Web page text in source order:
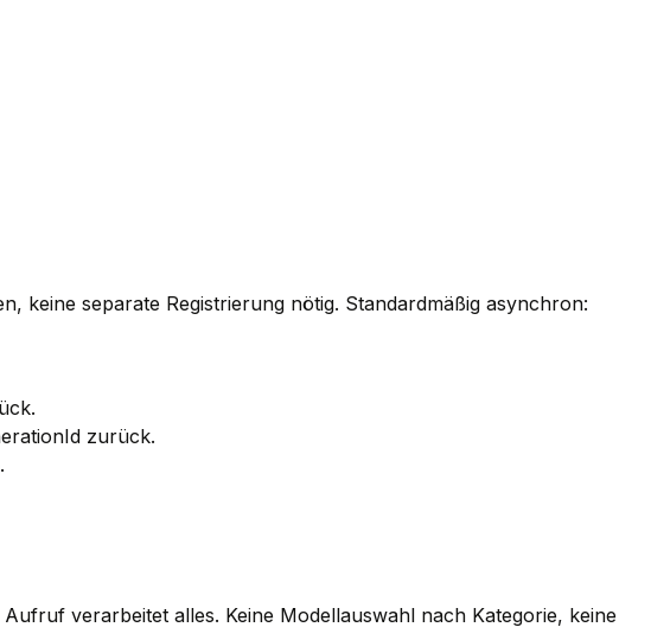
keine separate Registrierung nötig. Standardmäßig asynchron:
zurück.
verarbeitet alles. Keine Modellauswahl nach Kategorie, keine